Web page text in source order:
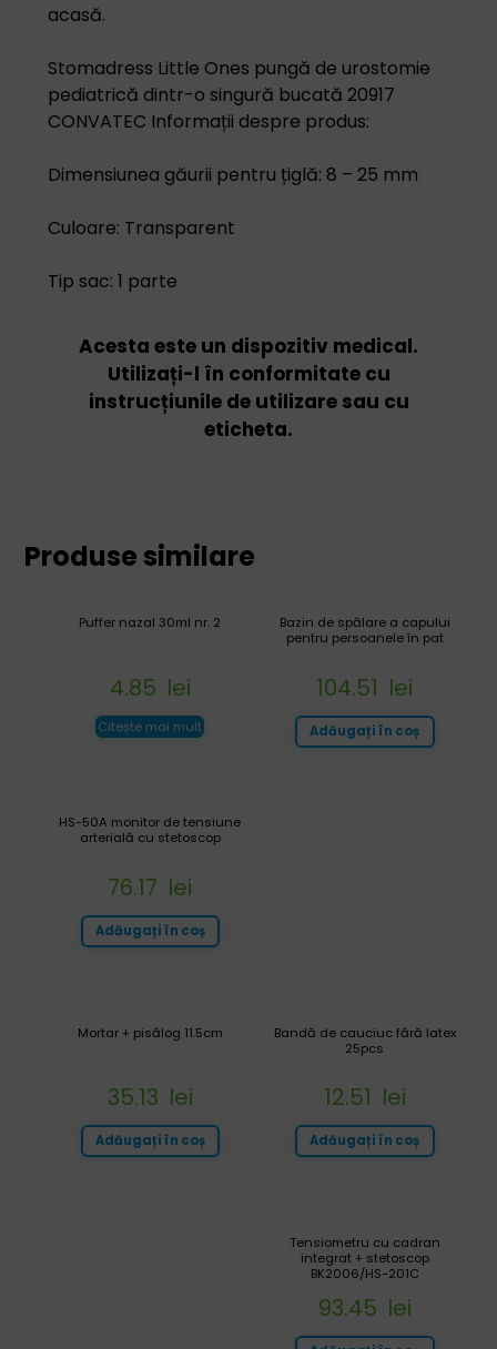
acasă.
Stomadress Little Ones pungă de urostomie
pediatrică dintr-o singură bucată 20917
CONVATEC Informații despre produs:
Dimensiunea găurii pentru țiglă: 8 – 25 mm
Culoare: Transparent
Tip sac: 1 parte
Acesta este un dispozitiv medical.
Utilizați-l în conformitate cu
instrucțiunile de utilizare sau cu
eticheta.
Produse similare
Bazin de spălare a capului
pentru persoanele în pat
104.51 lei
Adăugați în coș
Puffer nazal 30ml nr. 2
4.85 lei
Citește mai mult
HS-50A monitor de tensiune
arterială cu stetoscop
76.17 lei
Adăugați în coș
Bandă de cauciuc fără latex
25pcs
12.51 lei
Adăugați în coș
Mortar + pisălog 11.5cm
35.13 lei
Adăugați în coș
Tensiometru cu cadran
integrat + stetoscop
BK2006/HS-201C
93.45 lei